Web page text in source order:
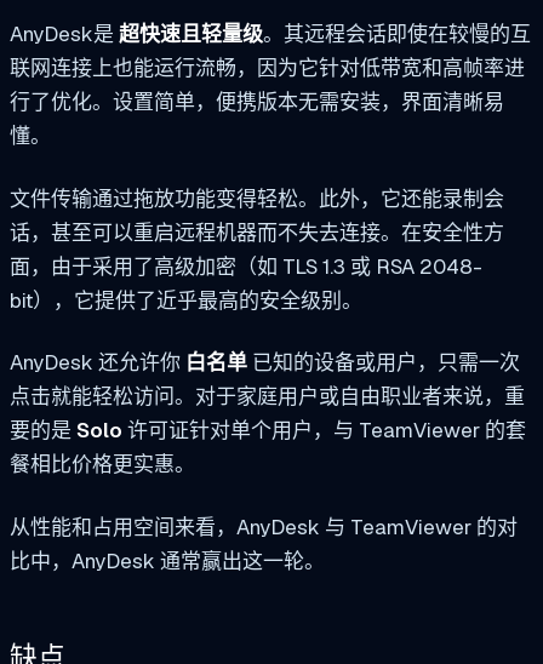
AnyDesk是 超快速且轻量级。其远程会话即使在较慢的互
联网连接上也能运行流畅，因为它针对低带宽和高帧率进
行了优化。设置简单，便携版本无需安装，界面清晰易
懂。
文件传输通过拖放功能变得轻松。此外，它还能录制会
话，甚至可以重启远程机器而不失去连接。在安全性方
面，由于采用了高级加密（如 TLS 1.3 或 RSA 2048-
bit），它提供了近乎最高的安全级别。
AnyDesk 还允许你 白名单 已知的设备或用户，只需一次
点击就能轻松访问。对于家庭用户或自由职业者来说，重
要的是 Solo 许可证针对单个用户，与 TeamViewer 的套
餐相比价格更实惠。
从性能和占用空间来看，AnyDesk 与 TeamViewer 的对
比中，AnyDesk 通常赢出这一轮。
缺点